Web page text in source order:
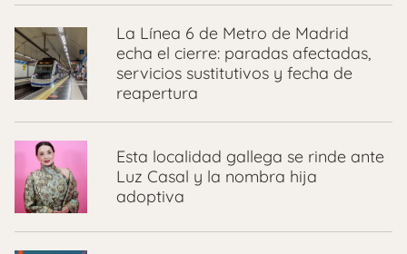
La Línea 6 de Metro de Madrid
echa el cierre: paradas afectadas,
servicios sustitutivos y fecha de
reapertura
Esta localidad gallega se rinde ante
Luz Casal y la nombra hija
adoptiva